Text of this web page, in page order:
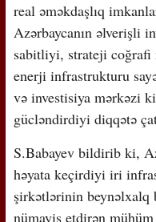
real əməkdaşlıq
Azərbaycanın əlverişli
sabitliyi, strateji coğrafi
enerji infrastrukturu
və investisiya mərkəzi
gücləndirdiyi diqqətə
S.Babayev bildirib ki,
həyata keçirdiyi iri
şirkətlərinin beynəlxalq
nümayiş etdirən